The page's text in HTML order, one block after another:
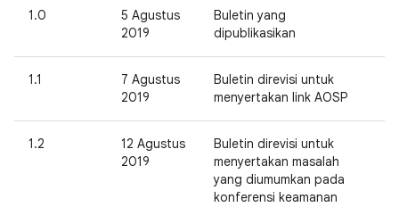
1.0
5 Agustus
2019
Buletin yang
dipublikasikan
1.1
7 Agustus
2019
Buletin direvisi untuk
menyertakan link AOSP
1.2
12 Agustus
2019
Buletin direvisi untuk
menyertakan masalah
yang diumumkan pada
konferensi keamanan